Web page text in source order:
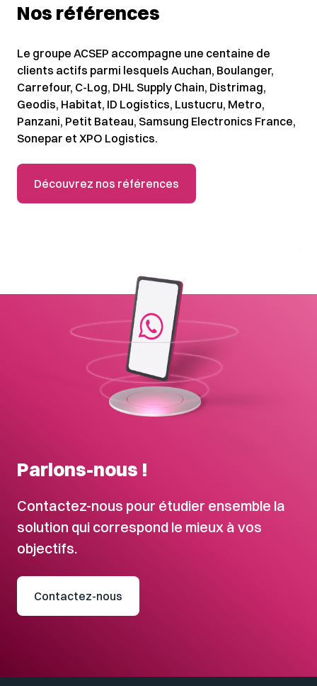
Nos références
Le groupe ACSEP accompagne une centaine de
clients actifs parmi lesquels Auchan, Boulanger,
Carrefour, C-Log, DHL Supply Chain, Distrimag,
Geodis, Habitat, ID Logistics, Lustucru, Metro,
Panzani, Petit Bateau, Samsung Electronics France,
Sonepar et XPO Logistics.
Découvrez nos références
Parlons-nous !
Contactez-nous pour étudier ensemble la
solution qui correspond le mieux à vos
objectifs.
Contactez-nous